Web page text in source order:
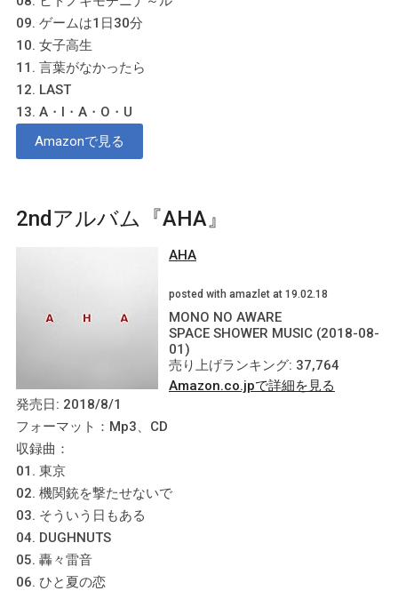
09. ゲームは1日30分
10. 女子高生
11. 言葉がなかったら
12. LAST
13. A・I・A・O・U
Amazonで見る
2ndアルバム『AHA』
AHA
posted with amazlet at 19.02.18
MONO NO AWARE
SPACE SHOWER MUSIC (2018-08-
01)
売り上げランキング: 37,764
Amazon.co.jpで詳細を見る
発売日: 2018/8/1
フォーマット：Mp3、CD
収録曲：
01. 東京
02. 機関銃を撃たせないで
03. そういう日もある
04. DUGHNUTS
05. 轟々雷音
06. ひと夏の恋